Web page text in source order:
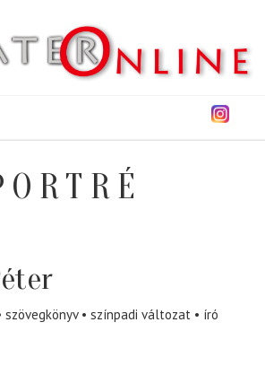
szövegkönyv színpadi változat író